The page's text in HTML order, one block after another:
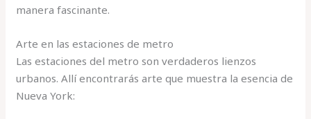
manera fascinante.
Arte en las estaciones de metro
Las estaciones del metro son verdaderos lienzos
urbanos. Allí encontrarás arte que muestra la esencia de
Nueva York: